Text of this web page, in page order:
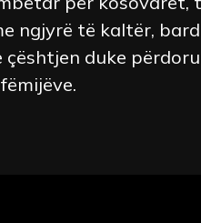
ngjyrë të kaltër,
duke